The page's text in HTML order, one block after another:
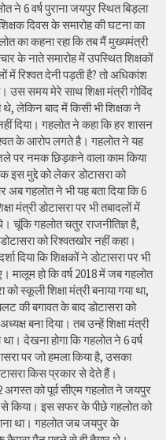
6 वर्ष पुराना जयपुर स्थित बिड़ला
दिवस के समारोह की घटना का
का कहना रहा कि तब मैं मुख्यमंत्री
के नाते समारोह में उपस्थित शिक्षकों
में रिश्वत देनी पड़ती है? तो अधिकांश
उस समय मेरे साथ शिक्षा मंत्री गोविंद
थे, लेकिन बाद में किसी भी शिक्षक ने
दिया। गहलोत ने कहा कि हर शासन
के आरोप लगते है। गहलोत ने यह
पर नमक छिड़कने वाला काम किया
मुद्दे को लेकर डोटासरा को
गहलोत ने भी यह बता दिया कि 6
मंत्री डोटासरा पर भी तबादलों में
चूंकि गहलोत चतुर राजनीतिज्ञ है,
को रिश्वतखोर नहीं कहा।
दिया कि शिक्षकों ने डोटासरा पर भी
मालूम हो कि वर्ष 2018 में जब गहलोत
स्कूली शिक्षा मंत्री बनाया गया था,
की बगावत के बाद डोटासरा को
बना दिया। तब उन्हें शिक्षा मंत्री
देखना होगा कि गहलोत ने 6 वर्ष
पर जो हमला किया है, उसका
किस प्रकार से देते हैं।
अगस्त को पूर्व सीएम गहलोत ने जयपुर
किया। इस सफर के पीछे गहलोत को
था। गहलोत जब जयपुर के